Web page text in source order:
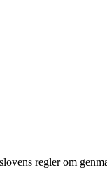
regler om